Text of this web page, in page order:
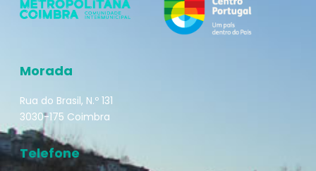
Morada
Rua do Brasil, N.º 131
3030-175 Coimbra
Telefone